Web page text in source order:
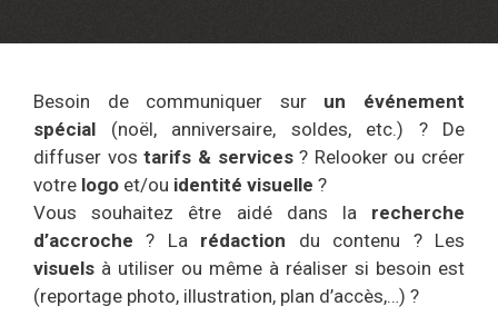
Besoin de communiquer sur un événement
spécial (noël, anniversaire, soldes, etc.) ? De
diffuser vostarifs & services? Relooker ou créer
votre logo et/ou identité visuelle ?
Vous souhaitez être aidé dans la recherche
d’accroche ? La rédaction du contenu ? Les
visuels à utiliser ou même à réaliser si besoin est
(reportage photo, illustration, plan d’accès,…) ?